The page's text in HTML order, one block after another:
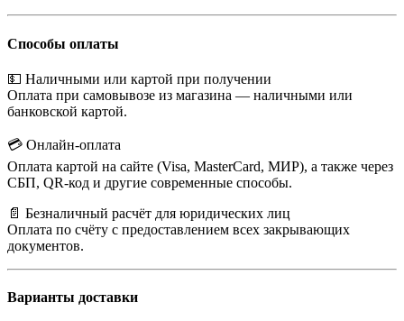
Способы оплаты
💵 Наличными или картой при получении
Оплата при самовывозе из магазина — наличными или
банковской картой.
💳 Онлайн-оплата
Оплата картой на сайте (Visa, MasterCard, МИР), а также через
СБП, QR-код и другие современные способы.
📄 Безналичный расчёт для юридических лиц
Оплата по счёту с предоставлением всех закрывающих
документов.
Варианты доставки